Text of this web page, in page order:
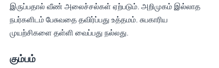
இருப்பதால் வீண் அலைச்சல்கள் ஏற்படும். அறிமுகம் இல்லாத
நபர்களிடம் பேசுவதை தவிர்ப்பது உத்தமம். சுபகாரிய
முயற்சிகளை தள்ளி வைப்பது நல்லது.
கும்பம்